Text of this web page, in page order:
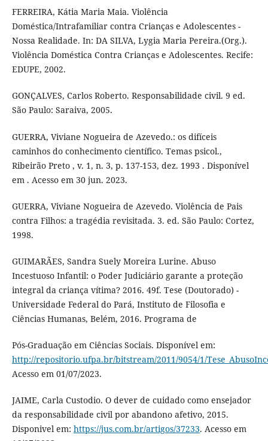
FERREIRA, Kátia Maria Maia. Violência
Doméstica/Intrafamiliar contra Crianças e Adolescentes -
Nossa Realidade. In: DA SILVA, Lygia Maria Pereira.(Org.).
Violência Doméstica Contra Crianças e Adolescentes. Recife:
EDUPE, 2002.
GONÇALVES, Carlos Roberto. Responsabilidade civil. 9 ed.
São Paulo: Saraiva, 2005.
GUERRA, Viviane Nogueira de Azevedo.: os difíceis
caminhos do conhecimento científico. Temas psicol.,
Ribeirão Preto , v. 1, n. 3, p. 137-153, dez. 1993 . Disponível
em . Acesso em 30 jun. 2023.
GUERRA, Viviane Nogueira de Azevedo. Violência de Pais
contra Filhos: a tragédia revisitada. 3. ed. São Paulo: Cortez,
1998.
GUIMARÃES, Sandra Suely Moreira Lurine. Abuso
Incestuoso Infantil: o Poder Judiciário garante a proteção
integral da criança vítima? 2016. 49f. Tese (Doutorado) -
Universidade Federal do Pará, Instituto de Filosofia e
Ciências Humanas, Belém, 2016. Programa de
Pós-Graduação em Ciências Sociais. Disponível em:
http://repositorio.ufpa.br/bitstream/2011/9054/1/
Acesso em 01/07/2023.
JAIME, Carla Custodio. O dever de cuidado como ensejador
da responsabilidade civil por abandono afetivo, 2015.
Disponivel em: https://jus.com.br/artigos/37233. Acesso em